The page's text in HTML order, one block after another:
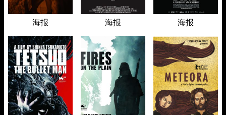
海报 海报 海报